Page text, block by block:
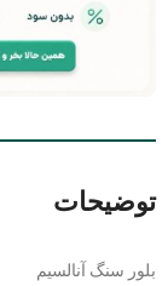
توضیحات
بلور سنگ آنالسیم